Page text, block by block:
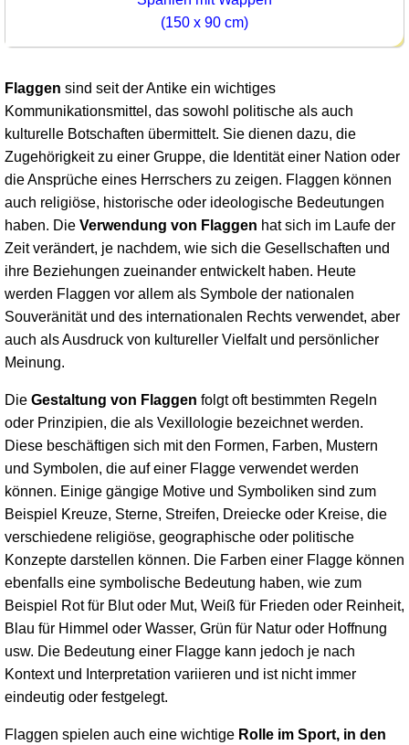
(150 x 90 cm)
Flaggen sind seit der Antike ein wichtiges
Kommunikationsmittel, das sowohl politische als auch
kulturelle Botschaften übermittelt. Sie dienen dazu, die
Zugehörigkeit zu einer Gruppe, die Identität einer Nation oder
die Ansprüche eines Herrschers zu zeigen. Flaggen können
auch religiöse, historische oder ideologische Bedeutungen
haben. Die Verwendung von Flaggen hat sich im Laufe der
Zeit verändert, je nachdem, wie sich die Gesellschaften und
ihre Beziehungen zueinander entwickelt haben. Heute
werden Flaggen vor allem als Symbole der nationalen
Souveränität und des internationalen Rechts verwendet, aber
auch als Ausdruck von kultureller Vielfalt und persönlicher
Meinung.
Die Gestaltung von Flaggen folgt oft bestimmten Regeln
oder Prinzipien, die als Vexillologie bezeichnet werden.
Diese beschäftigen sich mit den Formen, Farben, Mustern
und Symbolen, die auf einer Flagge verwendet werden
können. Einige gängige Motive und Symboliken sind zum
Beispiel Kreuze, Sterne, Streifen, Dreiecke oder Kreise, die
verschiedene religiöse, geographische oder politische
Konzepte darstellen können. Die Farben einer Flagge können
ebenfalls eine symbolische Bedeutung haben, wie zum
Beispiel Rot für Blut oder Mut, Weiß für Frieden oder Reinheit,
Blau für Himmel oder Wasser, Grün für Natur oder Hoffnung
usw. Die Bedeutung einer Flagge kann jedoch je nach
Kontext und Interpretation variieren und ist nicht immer
eindeutig oder festgelegt.
Flaggen spielen auch eine wichtige Rolle im Sport, in den